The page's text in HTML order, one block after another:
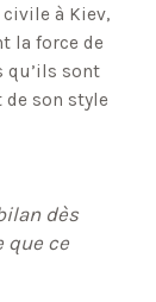
à Kiev,
la force de
qu’ils sont
son style
dès
que ce